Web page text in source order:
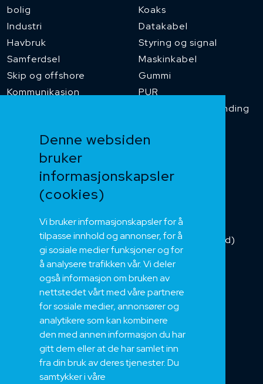
Denne websiden
bruker
informasjonskapsler
(cookies)
Vi bruker informasjonskapsler for å
tilpasse innhold og annonser, for å
gi sosiale medier funksjoner og for
å analysere trafikken vår. Vi deler
også informasjon om bruken av
nettstedet vårt med våre partnere
for sosiale medier, annonsører og
analytikere som kan kombinere
den med annen informasjon du har
gitt dem eller at de har samlet inn
fra din bruk av deres tjenester. Du
samtykker i våre
bolig
Industri
Havbruk
Samferdsel
Skip og offshore
Kommunikasjon
Koaks
Datakabel
Styring og signal
Maskinkabel
Gummi
PUR
Temperaturbestanding
Heis og kran
Kategorikabel
Installasjonskabel
Kombikabel (Hybrid)
DNV sertifisert
Tilbehør
Om oss
Bærekraft og Åpenhet
Jobb hos oss
Sertifiseringer
Support